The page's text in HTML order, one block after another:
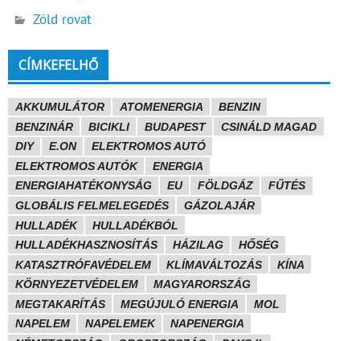
Zöld rovat
CÍMKEFELHŐ
AKKUMULÁTOR ATOMENERGIA
BENZIN
BENZINÁR
BICIKLI BUDAPEST
CSINÁLD MAGAD
DIY
E.ON
ELEKTROMOS AUTÓ
ELEKTROMOS AUTÓK
ENERGIA
ENERGIAHATÉKONYSÁG
EU FÖLDGÁZ
FŰTÉS
GLOBÁLIS FELMELEGEDÉS
GÁZOLAJÁR
HULLADÉK
HULLADÉKBÓL
HULLADÉKHASZNOSÍTÁS
HÁZILAG
HŐSÉG
KATASZTRÓFAVÉDELEM
KLÍMAVÁLTOZÁS
KÍNA
KÖRNYEZETVÉDELEM
MAGYARORSZÁG
MEGTAKARÍTÁS
MEGÚJULÓ ENERGIA
MOL
NAPELEM
NAPELEMEK
NAPENERGIA